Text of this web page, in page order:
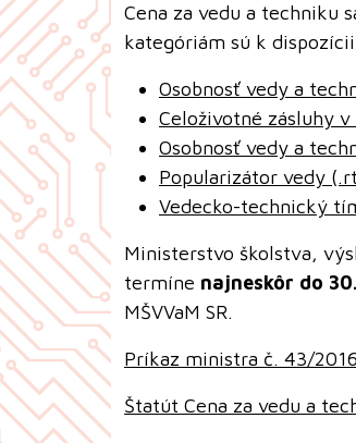
Cena za vedu a techniku
kategóriám sú k
Osobnosť vedy a
Celoživotné zásluhy
Osobnosť vedy a
Popularizátor vedy
Vedecko-technický
Ministerstvo školstva,
termíne najneskôr do
MŠVVaM SR.
Príkaz ministra č. 43/
Štatút Cena za vedu a